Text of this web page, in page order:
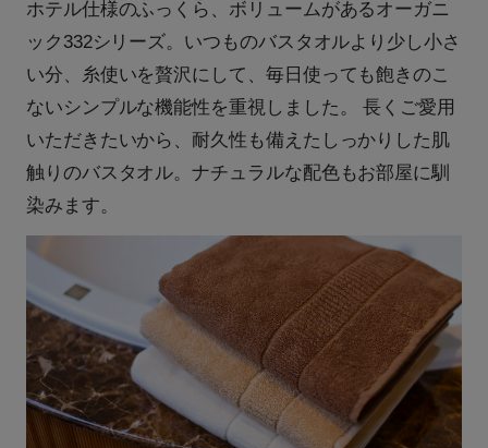
ホテル仕様のふっくら、ボリュームがあるオーガニ
ック332シリーズ。いつものバスタオルより少し小さ
い分、糸使いを贅沢にして、毎日使っても飽きのこ
ないシンプルな機能性を重視しました。 長くご愛用
いただきたいから、耐久性も備えたしっかりした肌
触りのバスタオル。ナチュラルな配色もお部屋に馴
染みます。